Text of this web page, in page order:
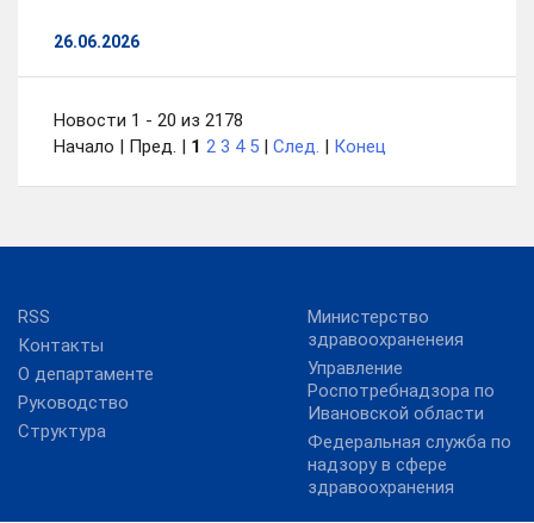
26.06.2026
Новости 1 - 20 из 2178
Начало | Пред. | 1 2 3 4 5 | След. | Конец
RSS
Контакты
О департаменте
Руководство
Структура
Министерство
здравоохраненеия
Управление
Роспотребнадзора по
Ивановской области
Федеральная служба по
надзору в сфере
здравоохранения